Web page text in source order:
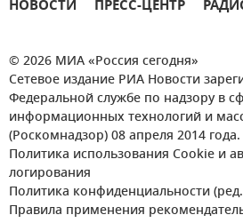
НОВОСТИ ПРЕСС-ЦЕНТР
© 2026 МИА «Россия сегодня»
Сетевое издание РИА Новости
Федеральной службе по надзору в
информационных технологий и
(Роскомнадзор) 08 апреля 2014 года.
Политика использования Cookie и
логирования
Политика конфиденциальности (ред.
Правила применения